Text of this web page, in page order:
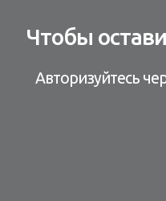
Чтобы
Авторизуйтесь